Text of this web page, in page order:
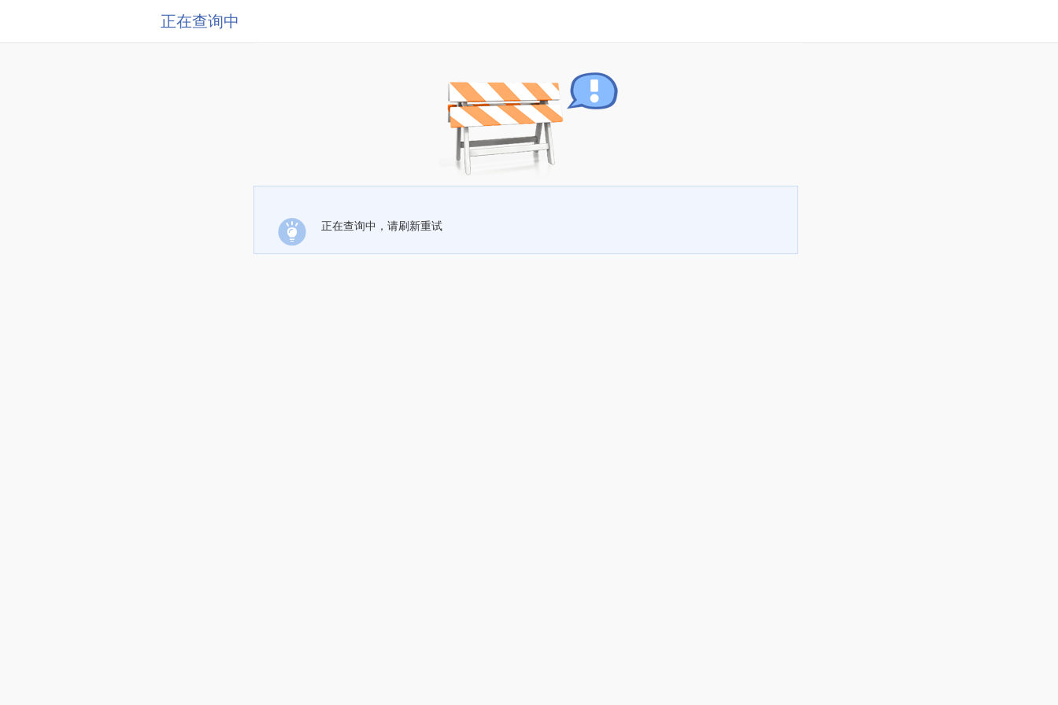
正在查询中
正在查询中，请刷新重试